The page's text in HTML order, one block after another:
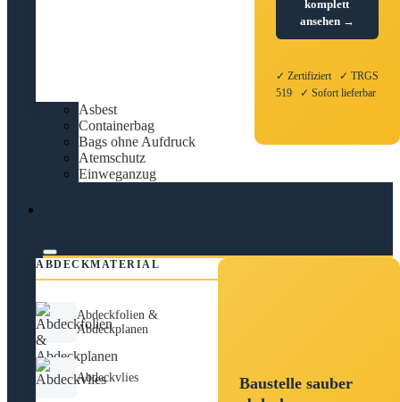
komplett
ansehen →
✓ Zertifiziert ✓ TRGS
519 ✓ Sofort lieferbar
Asbest
Containerbag
Bags ohne Aufdruck
Atemschutz
Einweganzug
ABDECKMATERIAL
Abdeckfolien &
Abdeckplanen
Abdeckvlies
Baustelle sauber